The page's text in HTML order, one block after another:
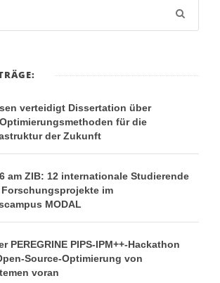
verteidigt Dissertation über
für die
der Zukunft
am ZIB: 12 internationale Studierende
im
MODAL
PEREGRINE PIPS-IPM++-Hackathon
Source-Optimierung von
voran